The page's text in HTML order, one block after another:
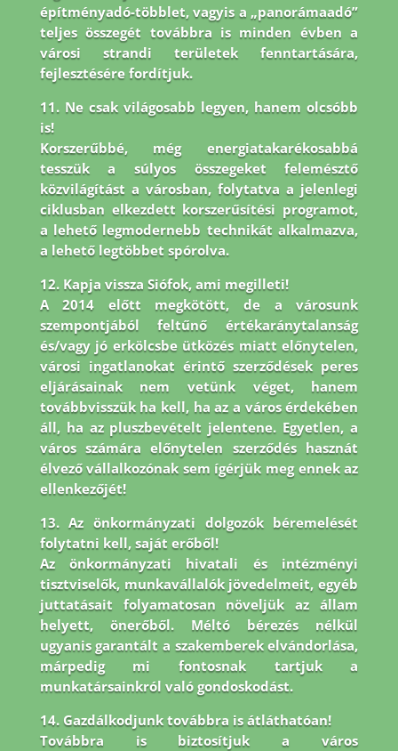
építményadó-többlet, vagyis a „panorámaadó”
teljes összegét továbbra is minden évben a
városi strandi területek fenntartására,
fejlesztésére fordítjuk.
11. Ne csak világosabb legyen, hanem olcsóbb
is!
Korszerűbbé, még energiatakarékosabbá
tesszük a súlyos összegeket felemésztő
közvilágítást a városban, folytatva a jelenlegi
ciklusban elkezdett korszerűsítési programot,
a lehető legmodernebb technikát alkalmazva,
a lehető legtöbbet spórolva.
12. Kapja vissza Siófok, ami megilleti!
A 2014 előtt megkötött, de a városunk
szempontjából feltűnő értékaránytalanság
és/vagy jó erkölcsbe ütközés miatt előnytelen,
városi ingatlanokat érintő szerződések peres
eljárásainak nem vetünk véget, hanem
továbbvisszük ha kell, ha az a város érdekében
áll, ha az pluszbevételt jelentene. Egyetlen, a
város számára előnytelen szerződés hasznát
élvező vállalkozónak sem ígérjük meg ennek az
ellenkezőjét!
13. Az önkormányzati dolgozók béremelését
folytatni kell, saját erőből!
Az önkormányzati hivatali és intézményi
tisztviselők, munkavállalók jövedelmeit, egyéb
juttatásait folyamatosan növeljük az állam
helyett, önerőből. Méltó bérezés nélkül
ugyanis garantált a szakemberek elvándorlása,
márpedig mi fontosnak tartjuk a
munkatársainkról való gondoskodást.
14. Gazdálkodjunk továbbra is átláthatóan!
Továbbra is biztosítjuk a város